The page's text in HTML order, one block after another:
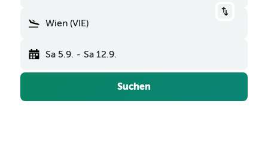
Wien (VIE)
Sa 5.9. - Sa 12.9.
Suchen